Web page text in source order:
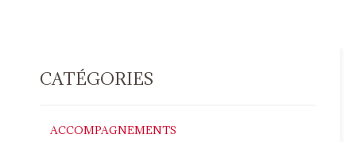
CATÉGORIES
ACCOMPAGNEMENTS